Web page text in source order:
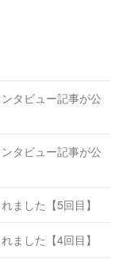
タビュー記事が公
タビュー記事が公
ました【5回目】
ました【4回目】